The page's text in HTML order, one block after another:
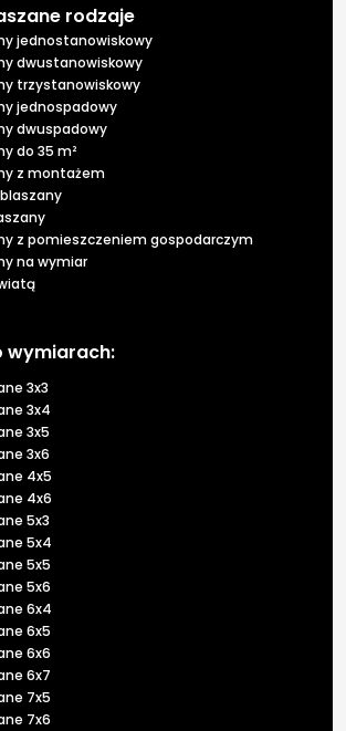
rodzaje
jednostanowiskowy
dwustanowiskowy
trzystanowiskowy
jednospadowy
dwuspadowy
do 35 m²
z montażem
z pomieszczeniem gospodarczym
na wymiar
wymiarach:
3x3
3x4
3x5
3x6
4x5
4x6
5x3
5x4
5x5
5x6
6x4
6x5
6x6
6x7
7x5
7x6